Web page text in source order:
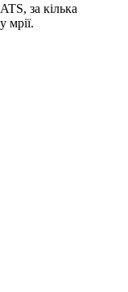
за кілька
мрії.